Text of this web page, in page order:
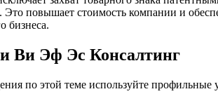
повышает стоимость компании и
бизнеса.
Ви Эф Эс Консалтинг
по этой теме используйте